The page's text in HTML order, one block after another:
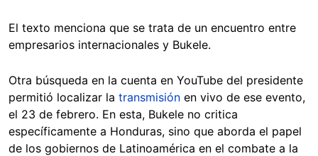
El texto menciona que se trata de un encuentro entre
empresarios internacionales y Bukele.
Otra búsqueda en la cuenta en YouTube del presidente
permitió localizar la transmisión en vivo de ese evento,
el 23 de febrero. En esta, Bukele no critica
específicamente a Honduras, sino que aborda el papel
de los gobiernos de Latinoamérica en el combate a la